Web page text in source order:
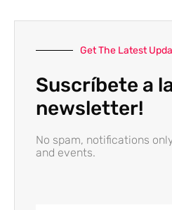
Get The Latest
Suscríbete a
newsletter!
No spam, notifications
and events.